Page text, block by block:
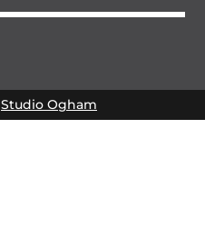
Studio Ogham